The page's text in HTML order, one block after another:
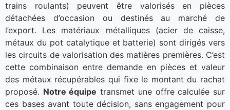
trains roulants) peuvent être valorisés en pièces
détachées d’occasion ou destinés au marché de
l’export. Les matériaux métalliques (acier de caisse,
métaux du pot catalytique et batterie) sont dirigés vers
les circuits de valorisation des matières premières. C’est
cette combinaison entre demande en pièces et valeur
des métaux récupérables qui fixe le montant du rachat
proposé. Notre équipe transmet une offre calculée sur
ces bases avant toute décision, sans engagement pour